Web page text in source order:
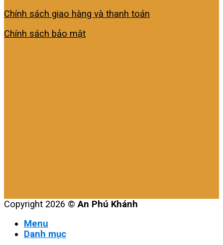
Chính sách giao hàng và thanh toán
Chính sách bảo mật
Copyright 2026 © An Phú Khánh
Menu
Danh mục